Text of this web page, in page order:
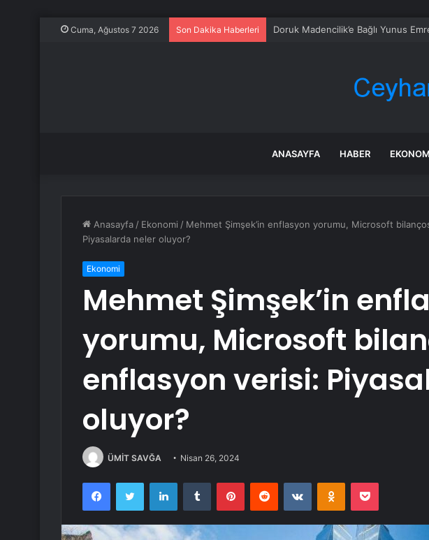
Cuma, Ağustos 7 2026 Son Dakika Haberleri
ANASAYFA HABER
Anasayfa / Ekonomi / Mehmet Şimşek’in enflasyon yorumu, Microsoft
Piyasalarda neler oluyor?
Ekonomi
Mehmet Şimşek’in
yorumu, Microsoft
enflasyon verisi:
oluyor?
ÜMİT SAVĞA Nisan 26, 2024
FacebookTwitter LinkedInTumblr PinterestReddit VKontakteOdnoklassniki
Pocket